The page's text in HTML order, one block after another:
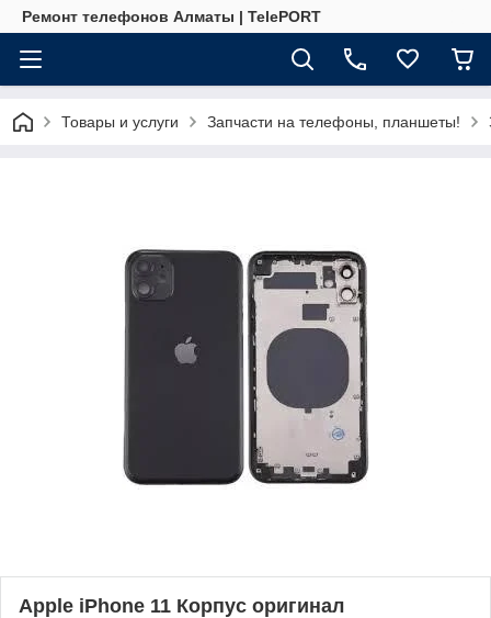
Ремонт телефонов Алматы | TelePORT
Товары и услуги Запчасти на телефоны, планшеты!
Apple iPhone 11 Корпус оригинал